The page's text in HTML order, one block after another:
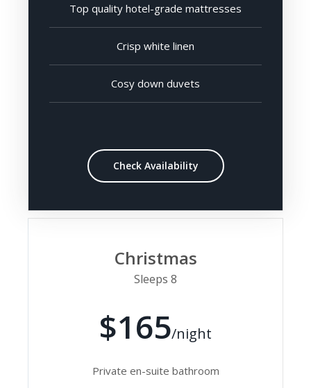
Top quality hotel-grade mattresses
Crisp white linen
Cosy down duvets
Check Availability
Christmas
Sleeps 8
$165/night
Private en-suite bathroom